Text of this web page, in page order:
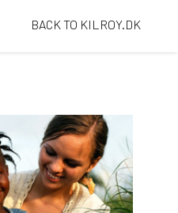
BACK TO KILROY.DK